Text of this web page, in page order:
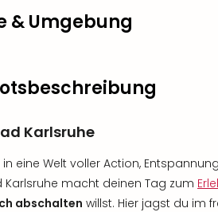
& Umgebung
Karlsruhe
eine Welt voller Action,
Karlsruhe macht deinen Tag zum
abschalten willst. Hier jagst du im